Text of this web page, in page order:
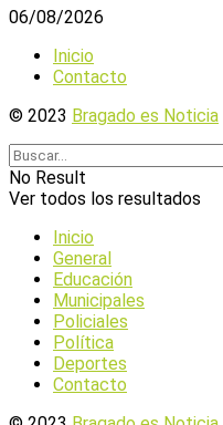
06/08/2026
Inicio
Contacto
© 2023 Bragado es Noticia
No Result
Ver todos los resultados
Inicio
General
Educación
Municipales
Policiales
Política
Deportes
Contacto